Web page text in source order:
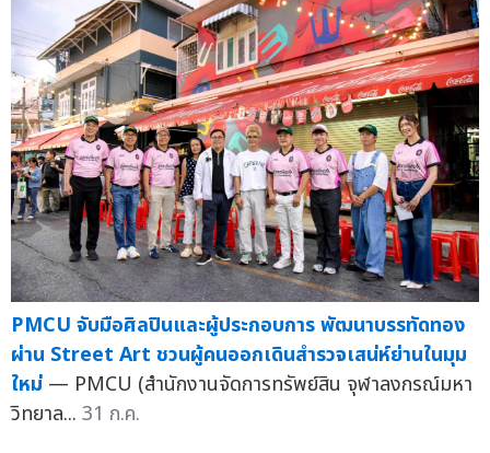
PMCU จับมือศิลปินและผู้ประกอบการ พัฒนาบรรทัดทอง
ผ่าน Street Art ชวนผู้คนออกเดินสำรวจเสน่ห์ย่านในมุม
ใหม่ — PMCU (สำนักงานจัดการทรัพย์สิน จุฬาลงกรณ์มหา
วิทยาล... 31 ก.ค.